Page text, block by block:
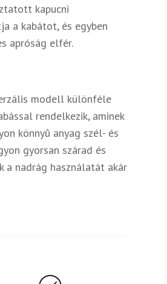
kapucni
a kabátot, és egyben
apróság elfér.
modell különféle
rendelkezik, aminek
könnyû anyag szél- és
gyorsan szárad és
a nadrág használatát akár